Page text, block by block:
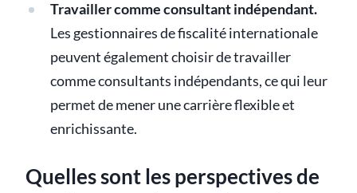
Travailler comme consultant indépendant.
Les gestionnaires de fiscalité internationale
peuvent également choisir de travailler
comme consultants indépendants, ce qui leur
permet de mener une carrière flexible et
enrichissante.
Quelles sont les perspectives de